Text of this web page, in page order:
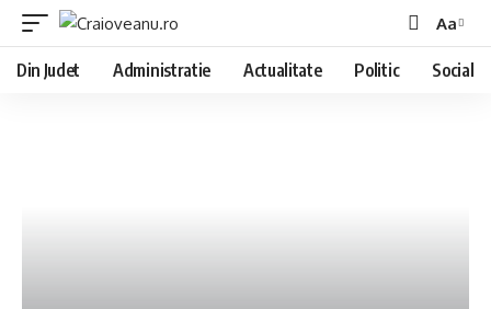
Aa
Din Judet Administratie Actualitate Politic Social